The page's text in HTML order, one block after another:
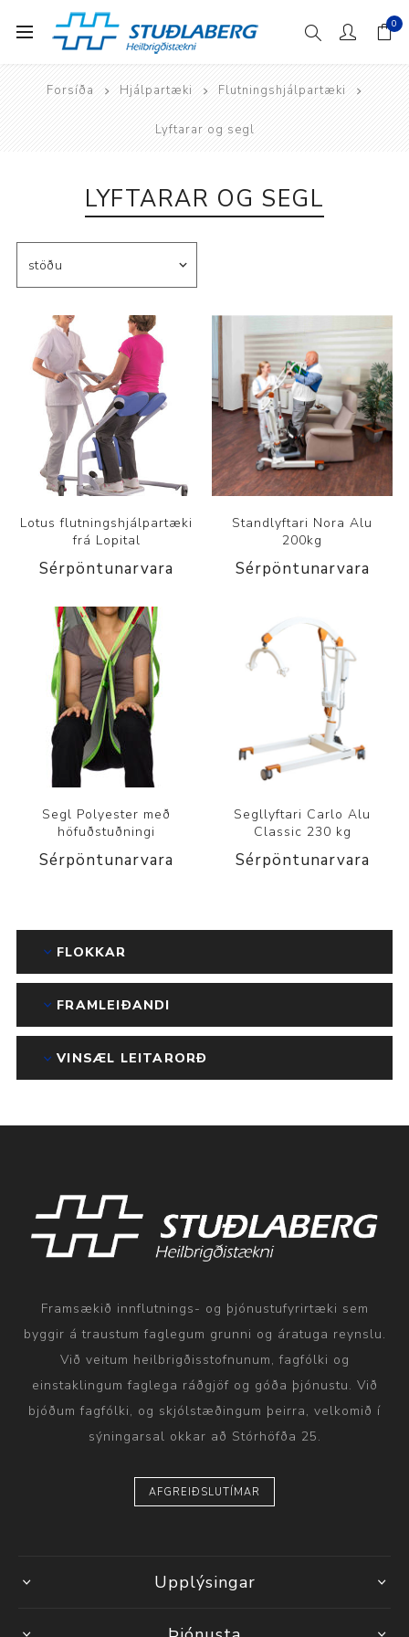
0
Forsíða Hjálpartæki Flutningshjálpartæki
Lyftarar og segl
LYFTARAR OG SEGL
Lotus flutningshjálpartæki
frá Lopital
Sérpöntunarvara
Standlyftari Nora Alu
200kg
Sérpöntunarvara
Segl Polyester með
höfuðstuðningi
Sérpöntunarvara
Segllyftari Carlo Alu
Classic 230 kg
Sérpöntunarvara
FLOKKAR
FRAMLEIÐANDI
VINSÆL LEITARORÐ
Framsækið innflutnings- og þjónustufyrirtæki sem
byggir á traustum faglegum grunni og áratuga reynslu.
Við veitum heilbrigðisstofnunum, fagfólki og
einstaklingum faglega ráðgjöf og góða þjónustu. Við
bjóðum fagfólki, og skjólstæðingum þeirra, velkomið í
sýningarsal okkar að Stórhöfða 25.
AFGREIÐSLUTÍMAR
Upplýsingar